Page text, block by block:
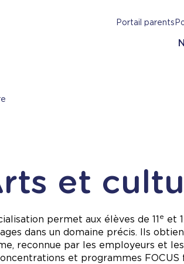
Portail parents
et
permet aux élèves de 11 e et
dans un domaine précis. Ils
reconnue par les employeurs et
et programmes FOCUS